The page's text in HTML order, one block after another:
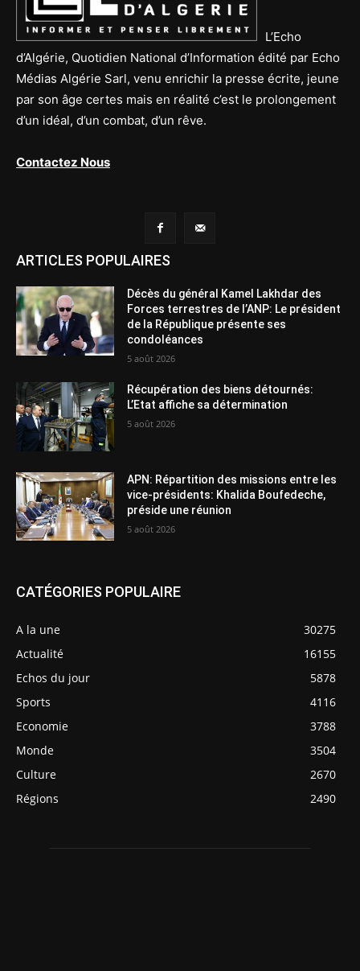
L’Echo
d’Algérie, Quotidien National d’Information édité par Echo
Médias Algérie Sarl, venu enrichir la presse écrite, jeune
par son âge certes mais en réalité c’est le prolongement
d’un idéal, d’un combat, d’un rêve.
Contactez Nous
ARTICLES POPULAIRES
Décès du général Kamel Lakhdar des
Forces terrestres de l’ANP: Le président
de la République présente ses
condoléances
5 août 2026
Récupération des biens détournés:
L’Etat affiche sa détermination
5 août 2026
APN: Répartition des missions entre les
vice-présidents: Khalida Boufedeche,
préside une réunion
5 août 2026
CATÉGORIES POPULAIRE
A la une
30275
Actualité
16155
Echos du jour
5878
Sports
4116
Economie
3788
Monde
3504
Culture
2670
Régions
2490